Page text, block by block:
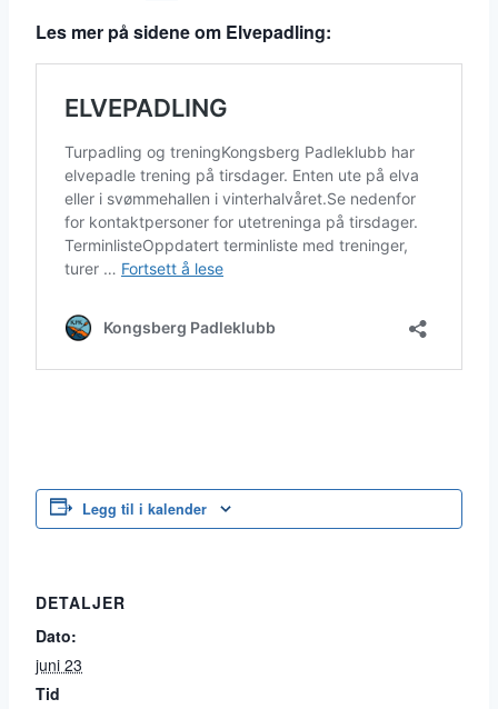
Les mer på sidene om Elvepadling:
Legg til i kalender
DETALJER
Dato:
juni 23
Tid